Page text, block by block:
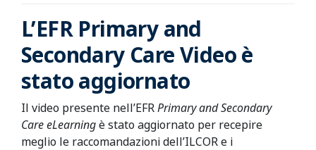
L’EFR Primary and
Secondary Care Video è
stato aggiornato
Il video presente nell’EFRPrimary and Secondary
Care eLearningè stato aggiornato per recepire
meglio le raccomandazioni dell’ILCOR e i